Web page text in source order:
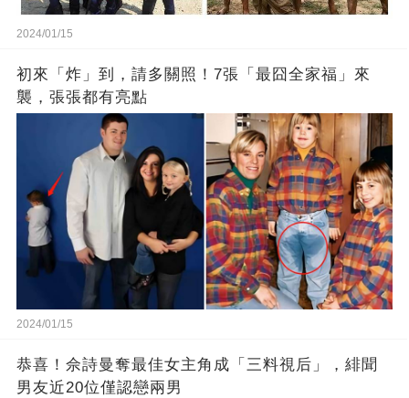
2024/01/15
初來「炸」到，請多關照！7張「最囧全家福」來
襲，張張都有亮點
2024/01/15
恭喜！佘詩曼奪最佳女主角成「三料視后」，緋聞
男友近20位僅認戀兩男